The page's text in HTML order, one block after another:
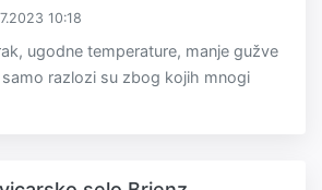
10:18
ugodne temperature, manje gužve
razlozi su zbog kojih mnogi